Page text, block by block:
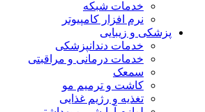
خدمات شبکه
نرم افزار کامپیوتر
پزشکی و زیبایی
خدمات دندانپزشکی
خدمات درمانی و مراقبتی
سمعک
کاشت و ترمیم مو
تغذیه و رژیم غذایی